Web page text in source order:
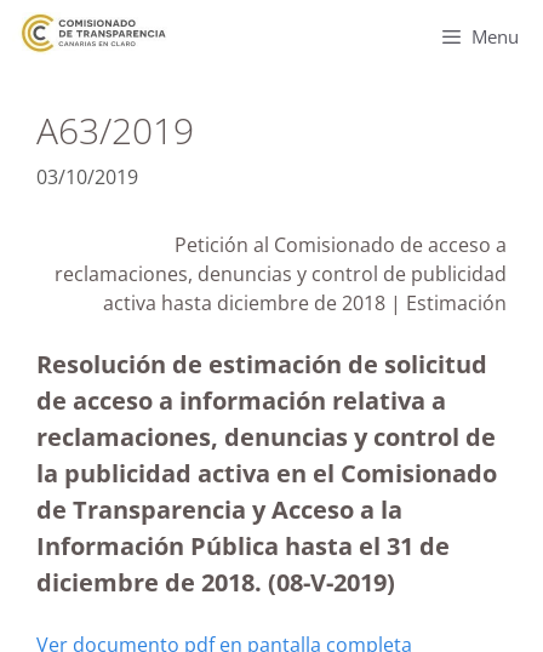
Menu
A63/2019
03/10/2019
Petición al Comisionado de acceso a
reclamaciones, denuncias y control de publicidad
activa hasta diciembre de 2018 | Estimación
Resolución de estimación de solicitud
de acceso a información relativa a
reclamaciones, denuncias y control de
la publicidad activa en el Comisionado
de Transparencia y Acceso a la
Información Pública hasta el 31 de
diciembre de 2018. (08-V-2019)
Ver documento pdf en pantalla completa